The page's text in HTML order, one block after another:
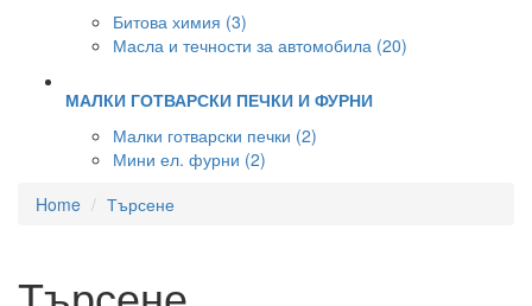
Битова химия (3)
Масла и течности за автомобила (20)
МАЛКИ ГОТВАРСКИ ПЕЧКИ И ФУРНИ
Малки готварски печки (2)
Мини ел. фурни (2)
Home
Търсене